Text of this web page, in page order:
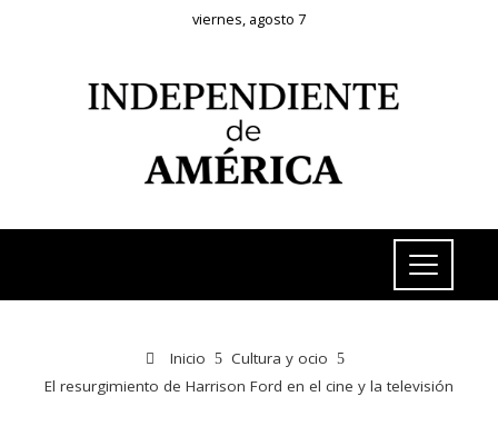
viernes, agosto 7
Inicio
Cultura y ocio
El resurgimiento de Harrison Ford en el cine y la televisión